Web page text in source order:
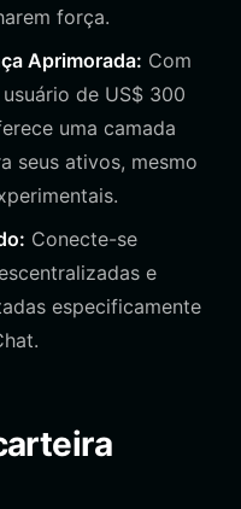
força.
Aprimorada: Com
de US$ 300
uma camada
seus ativos, mesmo
Conecte-se
e
especificamente